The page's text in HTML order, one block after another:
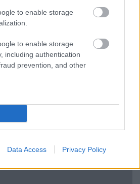
to enable storage
to enable storage
including authentication
prevention, and other
Data Access Privacy Policy
21.